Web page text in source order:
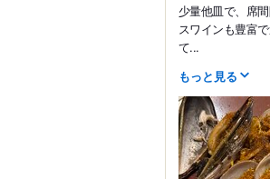
少量他皿で、席
スワインも豊富
て...
もっと見る